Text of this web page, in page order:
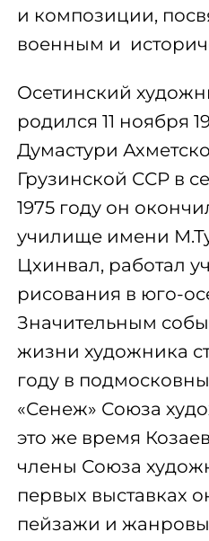
и композиции,
военным и
Осетинский
родился 11 ноября
Думастури
Грузинской ССР в
1975 году он
училище имени
Цхинвал, работал
рисования в юго-
Значительным
жизни художника
году в
«Сенеж» Союза
это же время
члены Союза
первых выставках
пейзажи и